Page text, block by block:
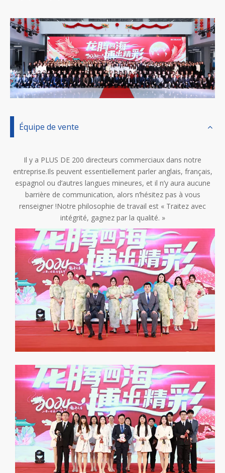
Équipe de vente
Il y a PLUS DE 200 directeurs commerciaux dans notre
entreprise.Ils peuvent essentiellement parler anglais, français,
espagnol ou d’autres langues mineures, et il n’y aura aucune
barrière de communication, alors n’hésitez pas à vous
renseigner !Notre philosophie de travail est « Traitez avec
intégrité, gagnez par la qualité. »